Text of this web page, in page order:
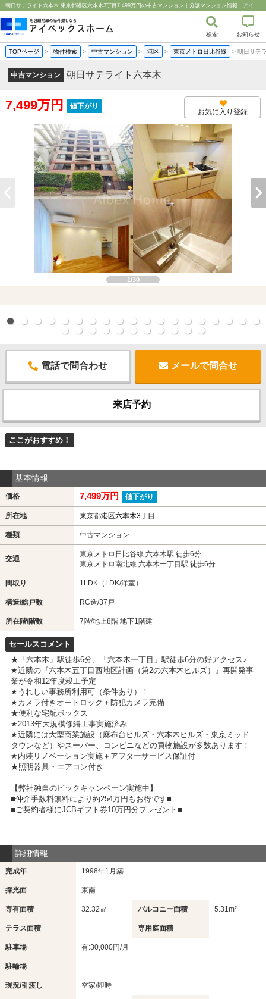
朝日サテライト六本木 東京都港区六本木3丁目7,499万円の中古マンション｜分譲マンション情報｜アイベックスホーム株式会社
検索 お知らせ
TOPページ > 物件検索 > 中古マンション > 港区 > 東京メトロ日比谷線 > 朝日サテ
中古マンション 朝日サテライト六本木
7,499万円 値下がり
お気に入り登録
1/30
-
電話で問合わせ メールで問合せ
来店予約
ここがおすすめ！
-
基本情報
価格 7,499万円 値下がり
所在地 東京都港区六本木3丁目
種類 中古マンション
交通
東京メトロ日比谷線 六本木駅 徒歩6分
東京メトロ南北線 六本木一丁目駅 徒歩6分
間取り 1LDK（LDK/洋室）
構造/総戸数 RC造/37戸
所在階/階数 7階/地上8階 地下1階建
セールスコメント
★「六本木」駅徒歩6分、「六本木一丁目」駅徒歩6分の好アクセス♪
★近隣の『六本木五丁目西地区計画（第2の六本木ヒルズ）』再開発事
業が令和12年度竣工予定
★うれしい事務所利用可（条件あり）！
★カメラ付きオートロック＋防犯カメラ完備
★便利な宅配ボックス
★2013年大規模修繕工事実施済み
★近隣には大型商業施設（麻布台ヒルズ・六本木ヒルズ・東京ミッド
タウンなど）やスーパー、コンビニなどの買物施設が多数あります！
★内装リノベーション実施＋アフターサービス保証付
★照明器具・エアコン付き
【弊社独自のビックキャンペーン実施中】
■仲介手数料無料により約254万円もお得です■
■ご契約者様にJCBギフト券10万円分プレゼント■
詳細情報
完成年 1998年1月築
採光面 東南
専有面積 32.32㎡ バルコニー面積 5.31m²
テラス面積 - 専用庭面積 -
駐車場 有:30,000円/月
駐輪場 -
現況/引渡し 空家/即時